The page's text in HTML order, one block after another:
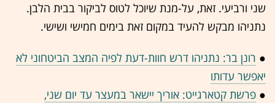
שני ורביעי. זאת, על-מנת שיוכל לטוס לביקור בבית הלבן.
נתניהו מבקש להעיד במקום זאת בימים חמישי ושישי.
● רונן בר: נתניהו דרש חוות-דעת לפיה המצב הביטחוני לא
יאפשר עדותו
● פרשת קטארגייט: אוריך יישאר במעצר עד יום שני,